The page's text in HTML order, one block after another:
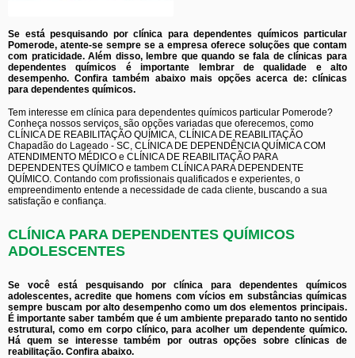
Se está pesquisando por clínica para dependentes químicos particular
Pomerode, atente-se sempre se a empresa oferece soluções que contam
com praticidade. Além disso, lembre que quando se fala de clínicas para
dependentes químicos é importante lembrar de qualidade e alto
desempenho. Confira também abaixo mais opções acerca de: clínicas
para dependentes químicos.
Tem interesse em clínica para dependentes químicos particular Pomerode?
Conheça nossos serviços, são opções variadas que oferecemos, como
CLÍNICA DE REABILITAÇÃO QUÍMICA, CLÍNICA DE REABILITAÇÃO
Chapadão do Lageado - SC, CLÍNICA DE DEPENDÊNCIA QUÍMICA COM
ATENDIMENTO MÉDICO e CLÍNICA DE REABILITAÇÃO PARA
DEPENDENTES QUÍMICO e tambem CLÍNICA PARA DEPENDENTE
QUÍMICO. Contando com profissionais qualificados e experientes, o
empreendimento entende a necessidade de cada cliente, buscando a sua
satisfação e confiança.
CLÍNICA PARA DEPENDENTES QUÍMICOS
ADOLESCENTES
Se você está pesquisando por clínica para dependentes químicos
adolescentes, acredite que homens com vícios em substâncias químicas
sempre buscam por alto desempenho como um dos elementos principais.
É importante saber também que é um ambiente preparado tanto no sentido
estrutural, como em corpo clínico, para acolher um dependente químico.
Há quem se interesse também por outras opções sobre clínicas de
reabilitação. Confira abaixo.